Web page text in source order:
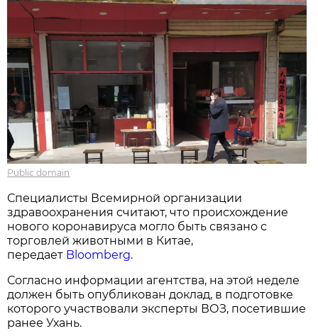
Public domain
Специалисты Всемирной организации
здравоохранения считают, что происхождение
нового коронавируса могло быть связано с
торговлей животными в Китае,
передает Bloomberg.
Согласно информации агентства, на этой неделе
должен быть опубликован доклад, в подготовке
которого участвовали эксперты ВОЗ, посетившие
ранее Ухань.